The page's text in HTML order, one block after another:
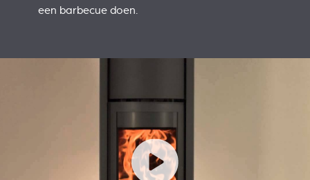
een barbecue doen.